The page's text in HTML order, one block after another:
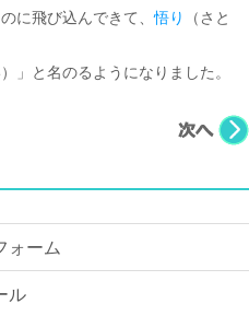
に飛び込んできて、悟り
（さと
」と名のるようになりました。
ォーム
ル